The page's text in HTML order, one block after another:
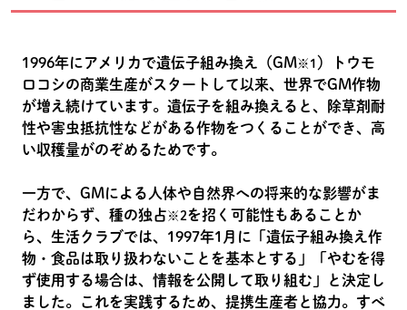
1996年にアメリカで遺伝子組み換え（GM※1 ）トウモ
ロコシの商業生産がスタートして以来、世界でGM作物
が増え続けています。遺伝子を組み換えると、除草剤耐
性や害虫抵抗性などがある作物をつくることができ、高
い収穫量がのぞめるためです。
一方で、GMによる人体や自然界への将来的な影響がま
だわからず、種の独占 ※2を招く可能性もあることか
ら、生活クラブでは、1997年1月に「遺伝子組み換え作
物・食品は取り扱わないことを基本とする」「やむを得
ず使用する場合は、情報を公開して取り組む」と決定し
ました。これを実践するため、提携生産者と協力。すべ